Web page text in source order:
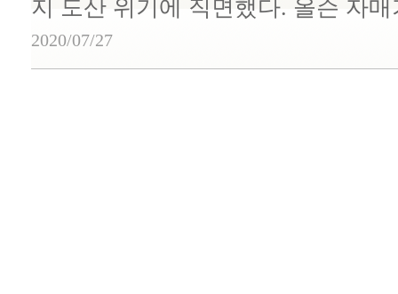
지 도산 위기에 직면했다. 올슨 자
2020/07/27